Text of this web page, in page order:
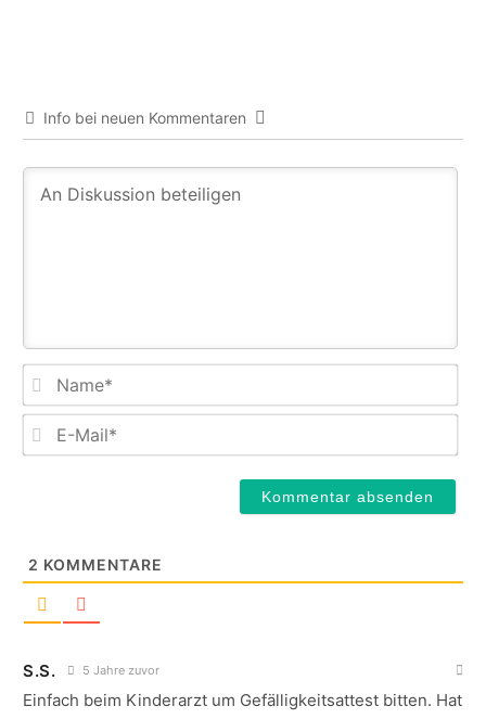
Info bei neuen Kommentaren
E-
2 KOMMENTARE
S.S. 5 Jahre zuvor
Einfach beim Kinderarzt um Gefälligkeitsattest bitten. Hat